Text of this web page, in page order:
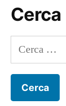
Cerca
Ricerca
per: